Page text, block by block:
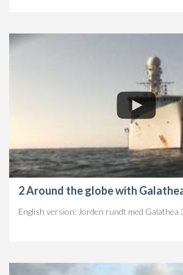
2 Around the globe with
English version: Jorden rundt med Galathea